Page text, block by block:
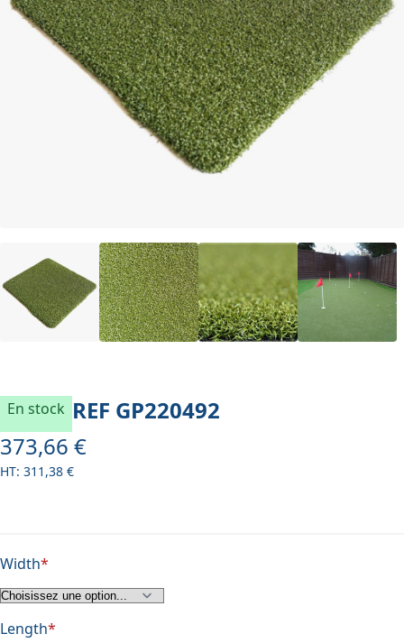
En stock REF GP220492
À partir de
373,66 €
311,38 €
Width
Length